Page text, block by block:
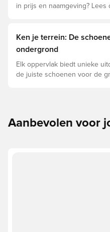
in prijs en naamgeving?
Ken je terrein: De
ondergrond
Elk oppervlak biedt unieke
de juiste schoenen voor de
Aanbevolen voor